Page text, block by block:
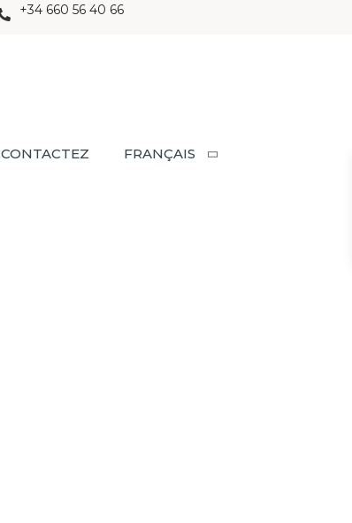
+34 660 56 40 66
CONTACTEZ FRANÇAIS